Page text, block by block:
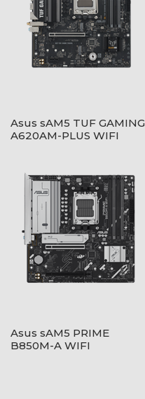
Asus sAM5 TUF GAMING
A620AM-PLUS WIFI
Asus sAM5 PRIME
B850M-A WIFI